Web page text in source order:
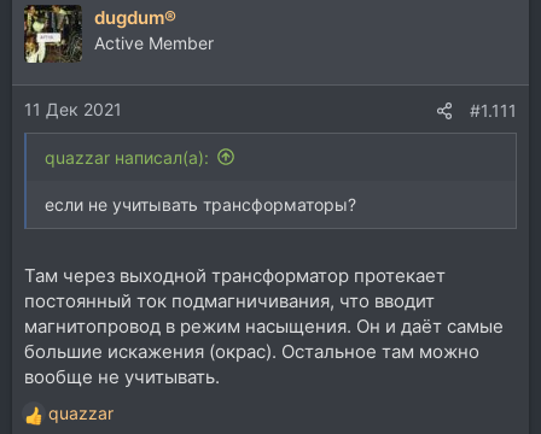
т
е
м
а
dugdum®
Active Member
11 Дек 2021 #1.111
quazzar написал(а):
если не учитывать трансформаторы?
Там через выходной трансформатор протекает
постоянный ток подмагничивания, что вводит
магнитопровод в режим насыщения. Он и даёт самые
большие искажения (окрас). Остальное там можно
вообще не учитывать.
Р
quazzar